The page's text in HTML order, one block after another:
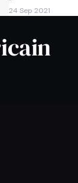
24 Sep 2021